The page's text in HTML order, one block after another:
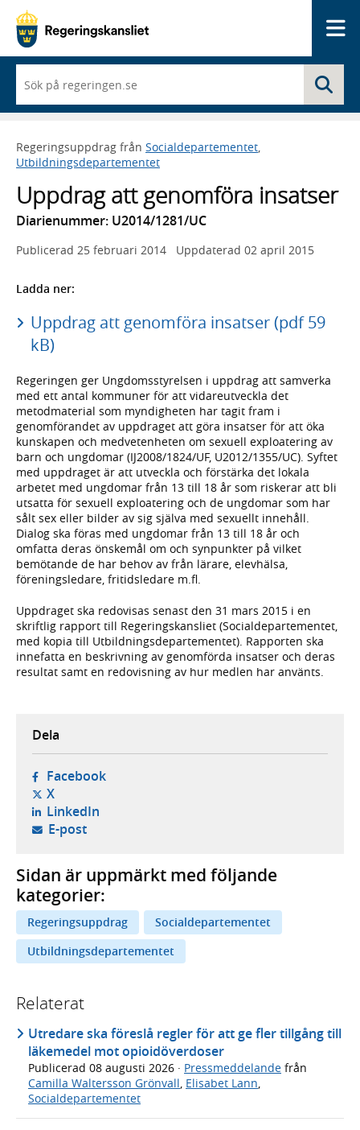
du
börjar
skriva
framträder
en
med
sökförslag
Regeringsuppdrag från Socialdepartementet,
Utbildningsdepartementet
Uppdrag att genomföra insatser
Diarienummer: U2014/1281/UC
Publicerad 25 februari 2014 Uppdaterad 02 april 2015
Ladda ner:
Uppdrag att genomföra insatser (pdf 59
kB)
Regeringen ger Ungdomsstyrelsen i uppdrag att samverka
med ett antal kommuner för att vidareutveckla det
metodmaterial som myndigheten har tagit fram i
genomförandet av uppdraget att göra insatser för att öka
kunskapen och medvetenheten om sexuell exploatering av
barn och ungdomar (IJ2008/1824/UF, U2012/1355/UC). Syftet
med uppdraget är att utveckla och förstärka det lokala
arbetet med ungdomar från 13 till 18 år som riskerar att bli
utsatta för sexuell exploatering och de ungdomar som har
sålt sex eller bilder av sig själva med sexuellt innehåll.
Dialog ska föras med ungdomar från 13 till 18 år och
omfatta deras önskemål om och synpunkter på vilket
bemötande de har behov av från lärare, elevhälsa,
föreningsledare, fritidsledare m.fl.
Uppdraget ska redovisas senast den 31 mars 2015 i en
skriftlig rapport till Regeringskansliet (Socialdepartementet,
med kopia till Utbildningsdepartementet). Rapporten ska
innefatta en beskrivning av genomförda insatser och deras
resultat samt en redovisning av hur medlen har använts.
Dela
Facebook- öppnas i ny flik, extern webbplats,
X- öppnas i ny flik, extern webbplats,
LinkedIn- öppnas i ny flik, extern webbplats,
E-post- öppnar din e-postklient,
Sidan är uppmärkt med följande
kategorier:
Regeringsuppdrag
Socialdepartementet
Utbildningsdepartementet
Relaterat
Utredare ska föreslå regler för att ge fler tillgång till
läkemedel mot opioidöverdoser
Publicerad 08 augusti 2026 · Pressmeddelande från
Camilla Waltersson Grönvall, Elisabet Lann,
Socialdepartementet